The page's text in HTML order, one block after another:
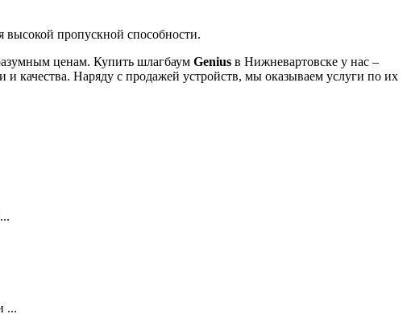
высокой пропускной способности.
ценам. Купить шлагбаум Genius в Нижневартовске у нас –
качества. Наряду с продажей устройств, мы оказываем услуги по их
...